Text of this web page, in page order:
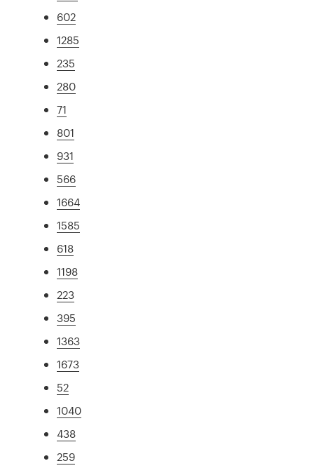
602
1285
235
280
71
801
931
566
1664
1585
618
1198
223
395
1363
1673
52
1040
438
259